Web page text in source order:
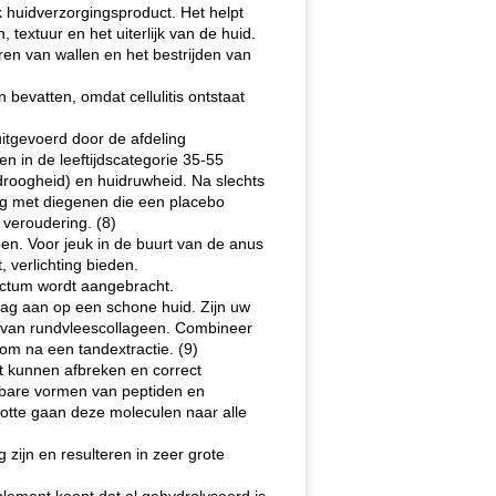
Het helpt
textuur en het uiterlijk van de huid.
van wallen en het bestrijden van
bevatten, omdat cellulitis ontstaat
door de afdeling
in de leeftijdscategorie 35-55
en huidruwheid. Na slechts
met diegenen die een placebo
(8)
Voor jeuk in de buurt van de anus
bieden.
wordt aangebracht.
aan op een schone huid. Zijn uw
rundvleescollageen. Combineer
na een tandextractie. (9)
kunnen afbreken en correct
vormen van peptiden en
gaan deze moleculen naar alle
zijn en resulteren in zeer grote